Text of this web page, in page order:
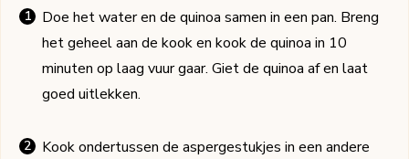
Doe het water en de quinoa samen in een pan. Breng
het geheel aan de kook en kook de quinoa in 10
minuten op laag vuur gaar. Giet de quinoa af en laat
goed uitlekken.
Kook ondertussen de aspergestukjes in een andere